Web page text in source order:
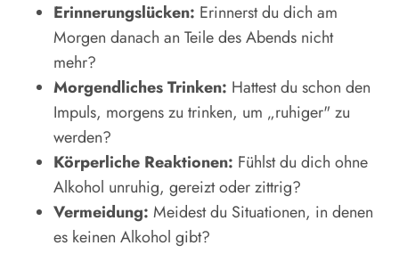
Erinnerungslücken: Erinnerst du dich am
Morgen danach an Teile des Abends nicht
mehr?
Morgendliches Trinken: Hattest du schon den
Impuls, morgens zu trinken, um „ruhiger" zu
werden?
Körperliche Reaktionen: Fühlst du dich ohne
Alkohol unruhig, gereizt oder zittrig?
Vermeidung: Meidest du Situationen, in denen
es keinen Alkohol gibt?